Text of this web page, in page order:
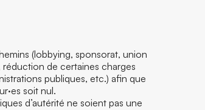
(lobbying, sponsorat, union
de certaines charges
publiques, etc.) afin que
soit nul.
d’autérité ne soient pas une